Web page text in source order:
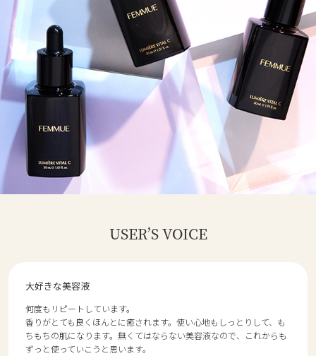
USER’S VOICE
大好きな美容液
何度もリピートしています。
香りがとても良くほんとに癒されます。使い心地もしっとりして、も
ちもちの肌になります。無くてはならない美容液なので、これからも
ずっと使っていこうと思います。